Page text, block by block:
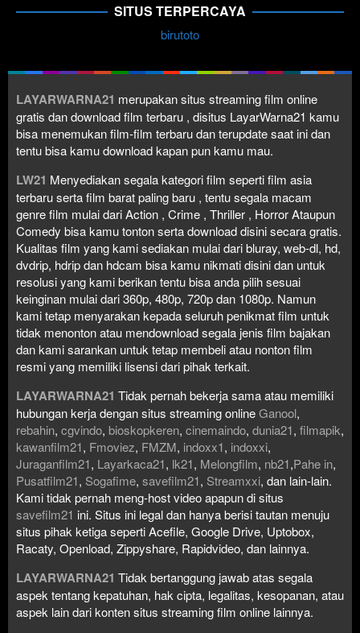
SITUS TERPERCAYA
birutoto
LAYARWARNA21 merupakan situs streaming film online
gratis dan download film terbaru , disitus LayarWarna21 kamu
bisa menemukan film-film terbaru dan terupdate saat ini dan
tentu bisa kamu download kapan pun kamu mau.
LW21 Menyediakan segala kategori film seperti film asia
terbaru serta film barat paling baru , tentu segala macam
genre film mulai dari Action , Crime , Thriller , Horror Ataupun
Comedy bisa kamu tonton serta download disini secara gratis.
Kualitas film yang kami sediakan mulai dari bluray, web-dl, hd,
dvdrip, hdrip dan hdcam bisa kamu nikmati disini dan untuk
resolusi yang kami berikan tentu bisa anda pilih sesuai
keinginan mulai dari 360p, 480p, 720p dan 1080p. Namun
kami tetap menyarakan kepada seluruh penikmat film untuk
tidak menonton atau mendownload segala jenis film bajakan
dan kami sarankan untuk tetap membeli atau nonton film
resmi yang memiliki lisensi dari pihak terkait.
LAYARWARNA21 Tidak pernah bekerja sama atau memiliki
hubungan kerja dengan situs streaming onlineGanool,
rebahin, cgvindo, bioskopkeren, cinemaindo, dunia21, filmapik,
kawanfilm21, Fmoviez, FMZM, indoxx1, indoxxi,
Juraganfilm21, Layarkaca21, lk21, Melongfilm, nb21,Pahe in,
Pusatfilm21, Sogafime, savefilm21, Streamxxi, dan lain-lain.
Kami tidak pernah meng-host video apapun di situs
savefilm21 ini. Situs ini legal dan hanya berisi tautan menuju
situs pihak ketiga seperti Acefile, Google Drive, Uptobox,
Racaty, Openload, Zippyshare, Rapidvideo, dan lainnya.
LAYARWARNA21 Tidak bertanggung jawab atas segala
aspek tentang kepatuhan, hak cipta, legalitas, kesopanan, atau
aspek lain dari konten situs streaming film online lainnya.